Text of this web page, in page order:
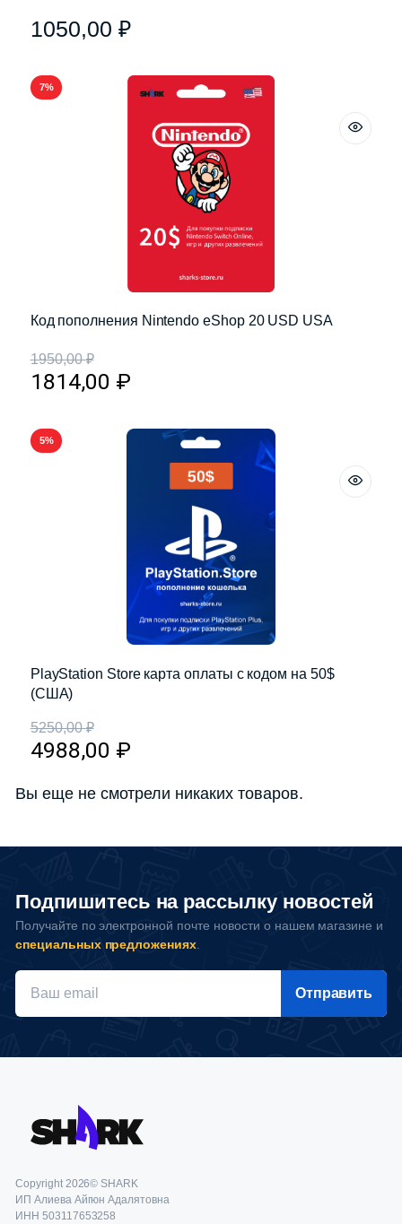
1050,00 ₽
7%
Код пополнения Nintendo eShop 20 USD USA
1950,00₽
1814,00 ₽
5%
PlayStation Store карта оплаты с кодом на 50$
(США)
5250,00₽
4988,00 ₽
Вы еще не смотрели никаких товаров.
Подпишитесь на рассылку новостей
Получайте по электронной почте новости о нашем магазине и
специальных предложениях
Отправить
Copyright 2026© SHARK
ИП Алиева Айгюн Адалятовна
ИНН 503117653258